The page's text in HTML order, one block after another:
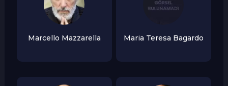
Marcello Mazzarella Maria Teresa Bagardo